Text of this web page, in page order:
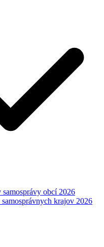
obcí 2026
krajov 2026